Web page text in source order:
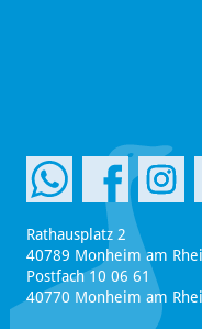
Rathausplatz 2
40789 Monheim am
Postfach 10 06 61
40770 Monheim am